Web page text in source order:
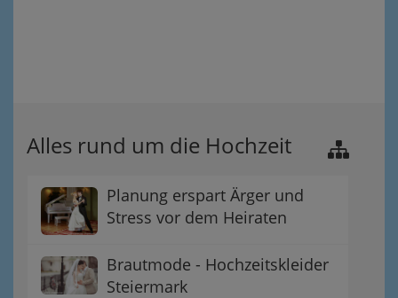
Alles rund um die Hochzeit
Planung erspart Ärger und
Stress vor dem Heiraten
Brautmode - Hochzeitskleider
Steiermark